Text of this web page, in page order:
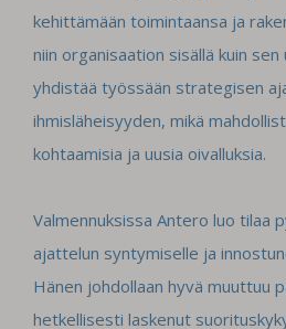
kehittämään toimintaansa ja
niin organisaation sisällä kuin sen
yhdistää työssään strategisen
ihmisläheisyyden, mikä
kohtaamisia ja uusia oivalluksia.
Valmennuksissa Antero luo tilaa
ajattelun syntymiselle ja
Hänen johdollaan hyvä muuttuu
hetkellisesti laskenut